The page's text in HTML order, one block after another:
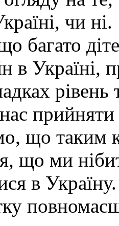
чи ні.
багато
в
рівень
що таким
що ми
в